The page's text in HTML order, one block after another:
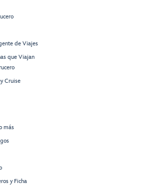
de Viajes
que Viajan
Cruise
más
y Ficha